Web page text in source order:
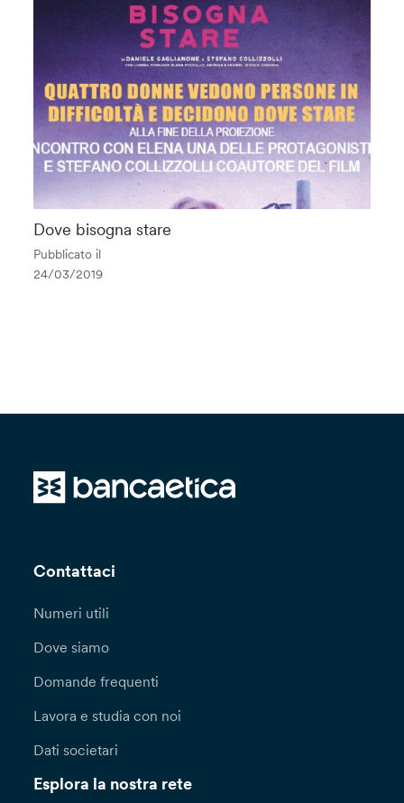
Dove bisogna stare
Pubblicato il
24/03/2019
Contattaci
Numeri utili
Dove siamo
Domande frequenti
Lavora e studia con noi
Dati societari
Esplora la nostra rete